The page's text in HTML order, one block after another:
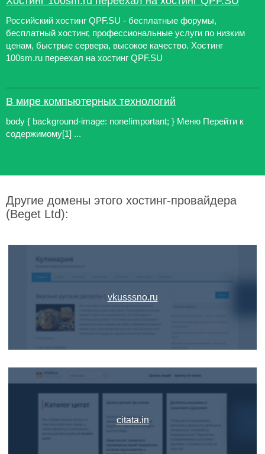
Российский хостинг QPF.SU - бесплатные форумы,
бесплатный хостинг, профессиональные услуги по низким
ценам, быстрые сервера, высокое качество. Хостинг
100sm.ru переехал на хостинг QPF.SU
В мире компьютерных технологий
body { background-image: none!important; } Меню Перейти к
содержимому[1] ...
Другие домены этого хостинг-провайдера
(Beget Ltd):
vkusssno.ru
citata.in